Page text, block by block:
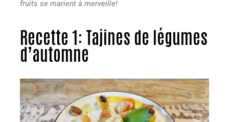
fruits se marient à merveille!
Recette 1: Tajines de légumes
d’automne